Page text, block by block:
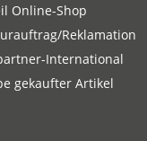
Online-Shop
Reklamation
International
gekaufter Artikel